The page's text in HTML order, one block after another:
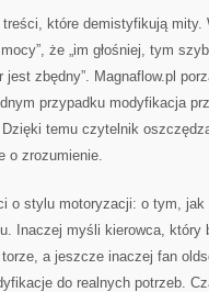
które demistyfikują mity.
że „im głośniej, tym
jest zbędny”. Magnaflow.pl
przypadku modyfikacja
temu czytelnik
o zrozumienie.
o stylu motoryzacji: o tym, jak
Inaczej myśli kierowca, który
a jeszcze inaczej fan
do realnych potrzeb.